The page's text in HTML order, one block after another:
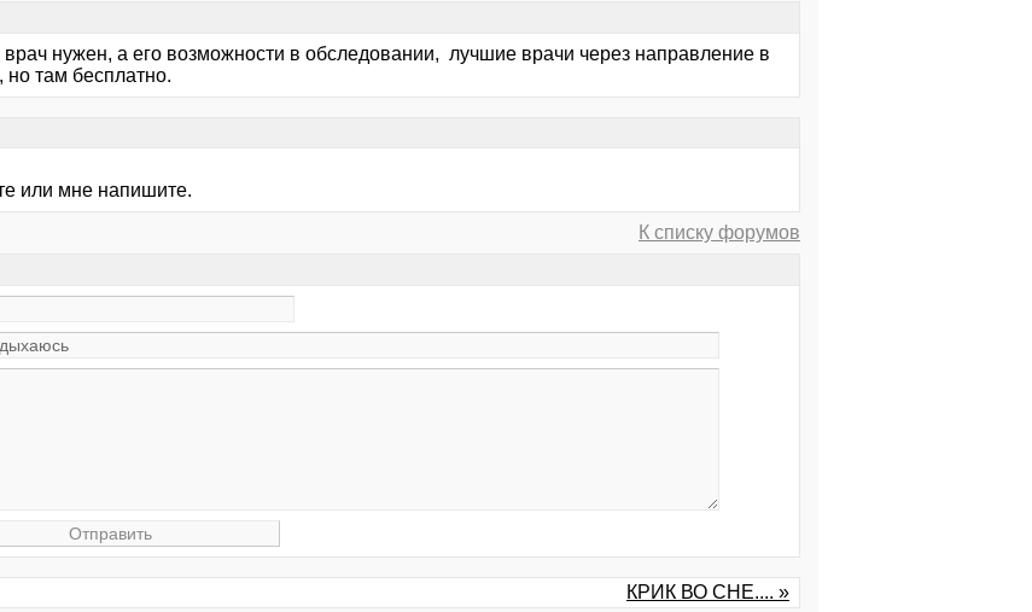
врач нужен, а его возможности в обследовании, лучшие врачи через направление в
но там бесплатно.
или мне напишите.
К списку форумов
КРИК ВО СНЕ.... »